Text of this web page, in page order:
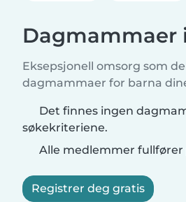
Dagmammaer
Eksepsjonell omsorg som
dagmammaer for barna
Det finnes ingen
søkekriteriene.
Alle medlemmer
Registrer deg gratis